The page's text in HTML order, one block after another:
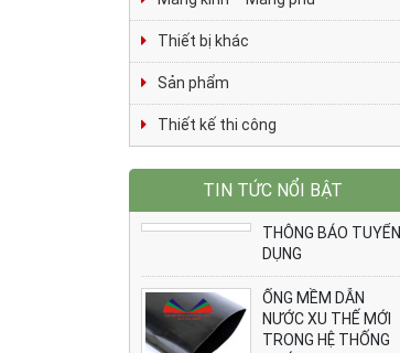
Thiết bị khác
Sản phẩm
Thiết kế thi công
TIN TỨC NỔI BẬT
THÔNG BÁO TUYỂN
DỤNG
ỐNG MỀM DẪN
NƯỚC XU THẾ MỚI
TRONG HỆ THỐNG